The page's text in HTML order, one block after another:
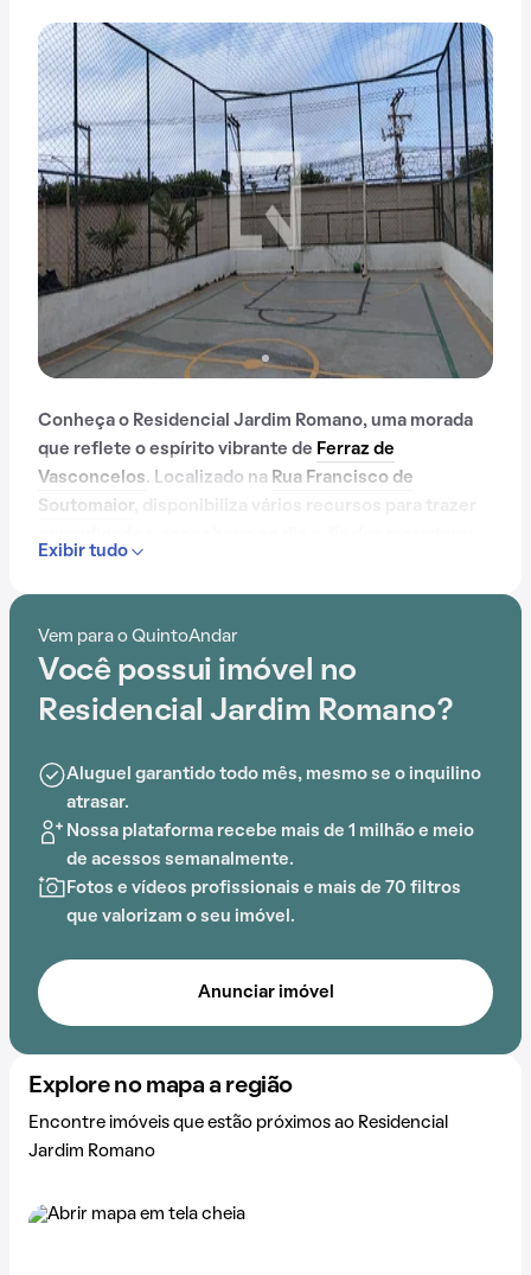
Conheça o Residencial Jardim Romano, uma morada
que reflete o espírito vibrante de Ferraz de
Vasconcelos. Localizado na Rua Francisco de
Soutomaior
Contando com portaria 24 horas, elevador, quadra
Jardim Romano é preparado para atender às
necessidades dos moradores que buscam lazer e
conforto em um só lugar.
Exibir tudo
Vem para o QuintoAndar
Você possui imóvel no
Residencial Jardim Romano?
Aluguel garantido todo mês, mesmo se o inquilino
atrasar.
Nossa plataforma recebe mais de 1 milhão e meio
de acessos semanalmente.
Fotos e vídeos profissionais e mais de 70 filtros
que valorizam o seu imóvel.
Anunciar imóvel
Explore no mapa a região
Encontre imóveis que estão próximos ao Residencial
Jardim Romano